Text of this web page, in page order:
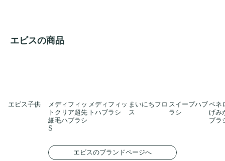
エビスの商品
エビス子供
メディフィッ
トクリア超先
細毛ハブラシ
S
メディフィッ
トハブラシ
まいにちフロ
ス
スイープハブ
ラシ
ペネ
げみ
ブラ
エビスのブランドページへ